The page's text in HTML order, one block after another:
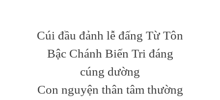
Cúi đầu đảnh lễ đấng Từ Tôn
Bậc Chánh Biến Tri đáng
cúng dường
Con nguyện thân tâm thường